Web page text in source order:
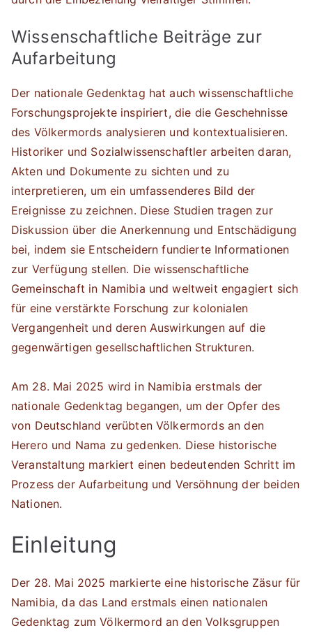
Wissenschaftliche Beiträge zur
Aufarbeitung
Der nationale Gedenktag hat auch wissenschaftliche
Forschungsprojekte inspiriert, die die Geschehnisse
des Völkermords analysieren und kontextualisieren.
Historiker und Sozialwissenschaftler arbeiten daran,
Akten und Dokumente zu sichten und zu
interpretieren, um ein umfassenderes Bild der
Ereignisse zu zeichnen. Diese Studien tragen zur
Diskussion über die Anerkennung und Entschädigung
bei, indem sie Entscheidern fundierte Informationen
zur Verfügung stellen. Die wissenschaftliche
Gemeinschaft in Namibia und weltweit engagiert sich
für eine verstärkte Forschung zur kolonialen
Vergangenheit und deren Auswirkungen auf die
gegenwärtigen gesellschaftlichen Strukturen.
Am 28. Mai 2025 wird in Namibia erstmals der
nationale Gedenktag begangen, um der Opfer des
von Deutschland verübten Völkermords an den
Herero und Nama zu gedenken. Diese historische
Veranstaltung markiert einen bedeutenden Schritt im
Prozess der Aufarbeitung und Versöhnung der beiden
Nationen.
Einleitung
Der 28. Mai 2025 markierte eine historische Zäsur für
Namibia, da das Land erstmals einen nationalen
Gedenktag zum Völkermord an den Volksgruppen